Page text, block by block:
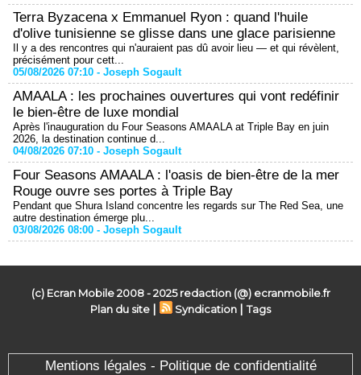
Terra Byzacena x Emmanuel Ryon : quand l'huile
d'olive tunisienne se glisse dans une glace parisienne
Il y a des rencontres qui n'auraient pas dû avoir lieu — et qui révèlent,
précisément pour cett...
05/08/2026 07:10 - Joseph Sogault
AMAALA : les prochaines ouvertures qui vont redéfinir
le bien-être de luxe mondial
Après l'inauguration du Four Seasons AMAALA at Triple Bay en juin
2026, la destination continue d...
04/08/2026 07:10 - Joseph Sogault
Four Seasons AMAALA : l'oasis de bien-être de la mer
Rouge ouvre ses portes à Triple Bay
Pendant que Shura Island concentre les regards sur The Red Sea, une
autre destination émerge plu...
03/08/2026 08:00 - Joseph Sogault
(c) Ecran Mobile 2008 - 2025 redaction (@) ecranmobile.fr
Plan du site | Syndication |Tags
Mentions légales - Politique de confidentialité